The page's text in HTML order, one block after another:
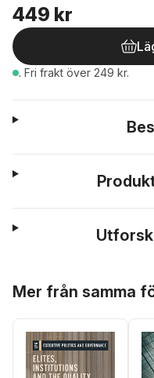
449 kr
. Fri frakt över 249 kr.
Mer från samma